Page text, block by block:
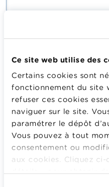
Ce site web utilise des
Certains cookies sont
fonctionnement du site
refuser ces cookies
naviguer sur le site.
paramétrer le dépôt
Vous pouvez à tout
consentement ou
aux cookies. Cliquez ci-
Saisissez le mot de passe
Se connecter
Calculateurs, conseils
Budget, payer, emprunter et
Famille
Épargner et investir